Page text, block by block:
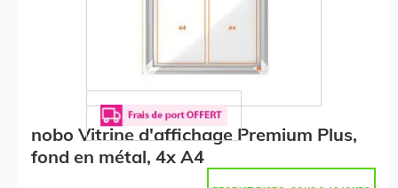
nobo Vitrine d'affichage Premium Plus,
fond en métal, 4x A4